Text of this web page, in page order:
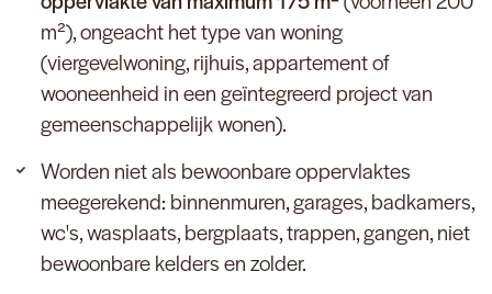
m²), ongeacht het type van woning
(viergevelwoning, rijhuis, appartement of
wooneenheid in een geïntegreerd project van
gemeenschappelijk wonen).
Worden niet als bewoonbare oppervlaktes
meegerekend: binnenmuren, garages, badkamers,
wc's, wasplaats, bergplaats, trappen, gangen, niet
bewoonbare kelders en zolder.